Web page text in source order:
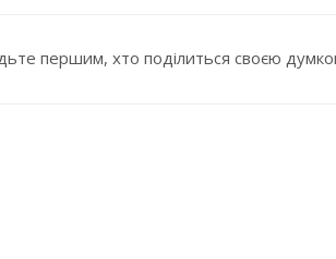
першим, хто поділиться своєю